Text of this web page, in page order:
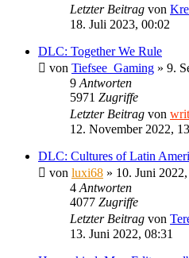
Letzter Beitrag von
18. Juli 2023, 00:02
DLC: Together We Rule
von Tiefsee_Gaming » 9.
9 Antworten
5971 Zugriffe
Letzter Beitrag von
12. November 2022,
DLC: Cultures of Latin
von luxi68 » 10. Juni
4 Antworten
4077 Zugriffe
Letzter Beitrag von
13. Juni 2022, 08:31